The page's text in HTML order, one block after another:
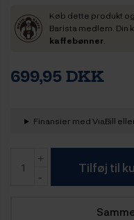
Køb dette produkt
Barista medlem. Din
kaffebønner
699,95 DKK
Finansier med ViaBill
Tilføj til